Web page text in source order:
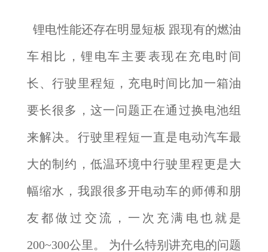
锂电性能还存在明显短板 跟现有的燃油
车相比，锂电车主要表现在充电时间
长、行驶里程短，充电时间比加一箱油
要长很多，这一问题正在通过换电池组
来解决。行驶里程短一直是电动汽车最
大的制约，低温环境中行驶里程更是大
幅缩水，我跟很多开电动车的师傅和朋
友都做过交流，一次充满电也就是
200~300公里。 为什么特别讲充电的问题